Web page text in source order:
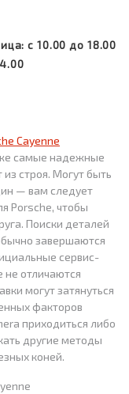
с 10.00 до 18.00
Cayenne
самые надежные
строя. Могут быть
— вам следует
Porsche, чтобы
Поиски деталей
завершаются
сервис-
отличаются
могут затянуться
факторов
приходиться либо
другие методы
коней.